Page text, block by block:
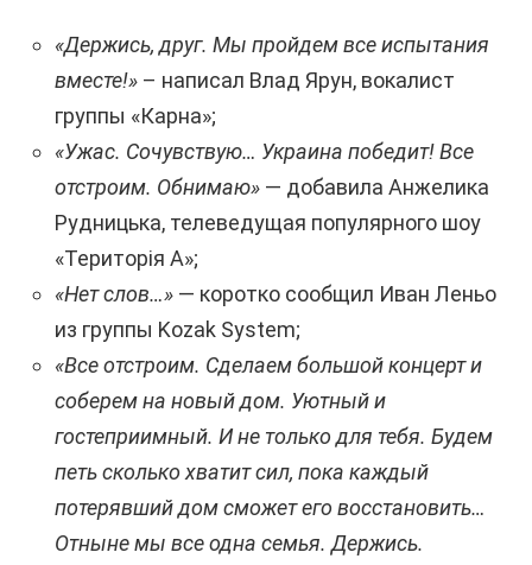
«Держись, друг. Мы пройдем все испытания
вместе!» – написал Влад Ярун, вокалист
группы «Карна»;
«Ужас. Сочувствую… Украина победит! Все
отстроим. Обнимаю» — добавила Анжелика
Рудницька, телеведущая популярного шоу
«Територія А»;
«Нет слов…» — коротко сообщил Иван Леньо
из группы Kozak System;
«Все отстроим. Сделаем большой концерт и
соберем на новый дом. Уютный и
гостеприимный. И не только для тебя. Будем
петь сколько хватит сил, пока каждый
потерявший дом сможет его восстановить…
Отныне мы все одна семья. Держись.